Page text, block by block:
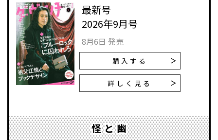
最新号
2026年9月号
8月6日 発売
購入する
詳しく見る
怪と幽